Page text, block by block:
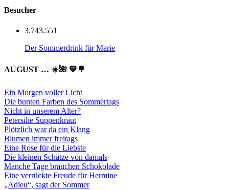
Besucher
3.743.551
Der Sommerdrink für Marie
AUGUST … ☀️🌺 💛🌳
Ein Morgen voller Licht
Die bunten Farben des Sommertags
Nicht in unserem Alter?
Petersilie Suppenkraut
Plötzlich war da ein Klang
Blumen immer freitags
Eine Rose für die Liebste
Die kleinen Schätze von damals
Manche Tage brauchen Schokolade
Eine verrückte Freude für Hermine
„Adieu“, sagt der Sommer